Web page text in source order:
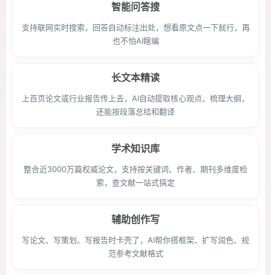
智能问答搜
支持联网实时搜索，回答自动标注出处，想看原文点一下就行，再
也不怕AI瞎编
长文本精读
上百页论文或行业报告传上去，AI自动提取核心观点、梳理大纲，
还能按段落总结和翻译
学术知识库
整合近3000万篇权威论文，支持按关键词、作者、期刊多维度检
索，查文献一站式搞定
辅助创作写
写论文、写策划、写报告时卡壳了，AI帮你搭框架、扩写润色、规
范参考文献格式